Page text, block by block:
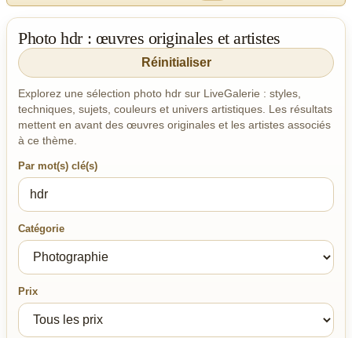
Photo hdr : œuvres originales et artistes
Réinitialiser
Explorez une sélection photo hdr sur LiveGalerie : styles,
techniques, sujets, couleurs et univers artistiques. Les résultats
mettent en avant des œuvres originales et les artistes associés
à ce thème.
Par mot(s) clé(s)
Catégorie
Prix